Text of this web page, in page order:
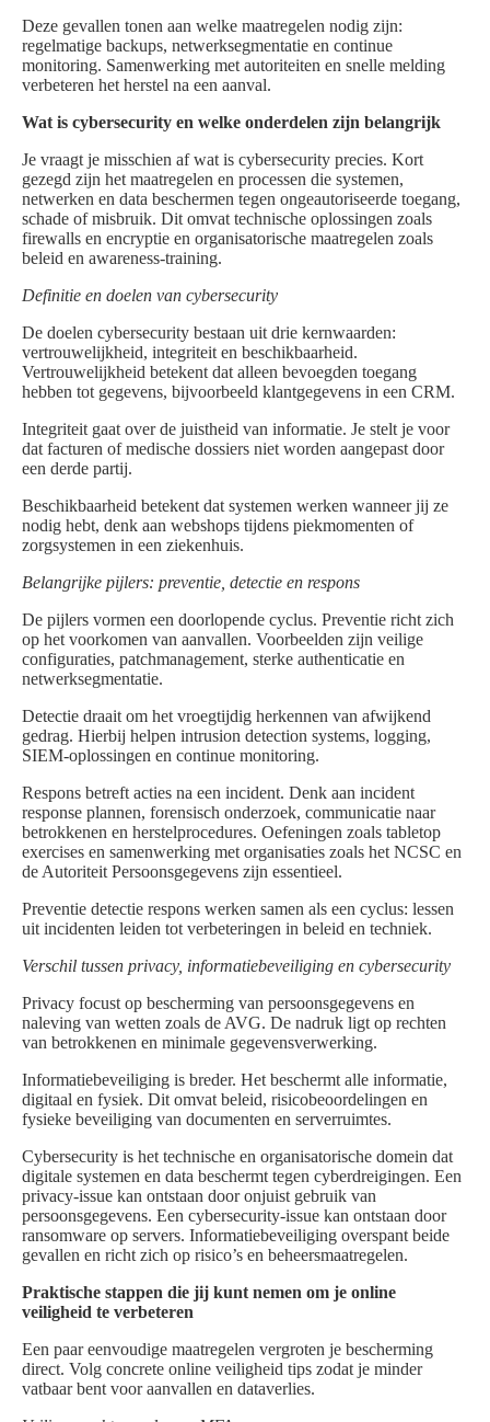
Deze gevallen tonen aan welke maatregelen nodig zijn:
regelmatige backups, netwerksegmentatie en continue
monitoring. Samenwerking met autoriteiten en snelle melding
verbeteren het herstel na een aanval.
Wat is cybersecurity en welke onderdelen zijn belangrijk
Je vraagt je misschien af wat is cybersecurity precies. Kort
gezegd zijn het maatregelen en processen die systemen,
netwerken en data beschermen tegen ongeautoriseerde toegang,
schade of misbruik. Dit omvat technische oplossingen zoals
firewalls en encryptie en organisatorische maatregelen zoals
beleid en awareness-training.
Definitie en doelen van cybersecurity
De doelen cybersecurity bestaan uit drie kernwaarden:
vertrouwelijkheid, integriteit en beschikbaarheid.
Vertrouwelijkheid betekent dat alleen bevoegden toegang
hebben tot gegevens, bijvoorbeeld klantgegevens in een CRM.
Integriteit gaat over de juistheid van informatie. Je stelt je voor
dat facturen of medische dossiers niet worden aangepast door
een derde partij.
Beschikbaarheid betekent dat systemen werken wanneer jij ze
nodig hebt, denk aan webshops tijdens piekmomenten of
zorgsystemen in een ziekenhuis.
Belangrijke pijlers: preventie, detectie en respons
De pijlers vormen een doorlopende cyclus. Preventie richt zich
op het voorkomen van aanvallen. Voorbeelden zijn veilige
configuraties, patchmanagement, sterke authenticatie en
netwerksegmentatie.
Detectie draait om het vroegtijdig herkennen van afwijkend
gedrag. Hierbij helpen intrusion detection systems, logging,
SIEM-oplossingen en continue monitoring.
Respons betreft acties na een incident. Denk aan incident
response plannen, forensisch onderzoek, communicatie naar
betrokkenen en herstelprocedures. Oefeningen zoals tabletop
exercises en samenwerking met organisaties zoals het NCSC en
de Autoriteit Persoonsgegevens zijn essentieel.
Preventie detectie respons werken samen als een cyclus: lessen
uit incidenten leiden tot verbeteringen in beleid en techniek.
Verschil tussen privacy, informatiebeveiliging en cybersecurity
Privacy focust op bescherming van persoonsgegevens en
naleving van wetten zoals de AVG. De nadruk ligt op rechten
van betrokkenen en minimale gegevensverwerking.
Informatiebeveiliging is breder. Het beschermt alle informatie,
digitaal en fysiek. Dit omvat beleid, risicobeoordelingen en
fysieke beveiliging van documenten en serverruimtes.
Cybersecurity is het technische en organisatorische domein dat
digitale systemen en data beschermt tegen cyberdreigingen. Een
privacy-issue kan ontstaan door onjuist gebruik van
persoonsgegevens. Een cybersecurity-issue kan ontstaan door
ransomware op servers. Informatiebeveiliging overspant beide
gevallen en richt zich op risico’s en beheersmaatregelen.
Praktische stappen die jij kunt nemen om je online
veiligheid te verbeteren
Een paar eenvoudige maatregelen vergroten je bescherming
direct. Volg concrete online veiligheid tips zodat je minder
vatbaar bent voor aanvallen en dataverlies.